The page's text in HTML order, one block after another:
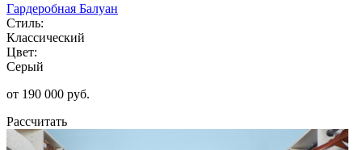
Гардеробная Балуан
Стиль:
Классический
Цвет:
Серый
от 190 000 руб.
Рассчитать